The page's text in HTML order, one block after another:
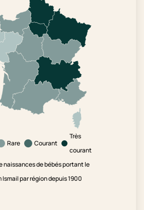
Rare Courant
Très
courant
naissances de bébés portant le
Ismail par région depuis 1900